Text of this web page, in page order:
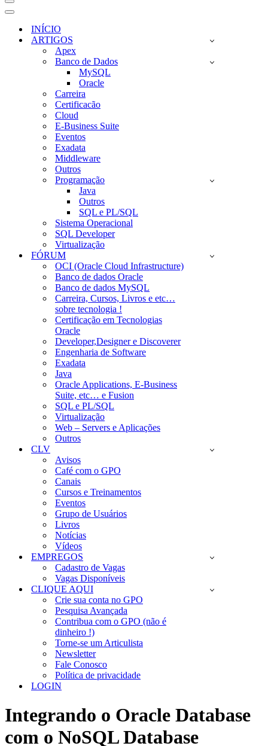
Menu
de
navegação
Menu
navegaçãoINÍCIO
ARTIGOS
Apex
Banco de Dados
MySQL
Oracle
Carreira
Certificacão
Cloud
E-Business Suite
Eventos
Exadata
Middleware
Outros
Programação
Java
Outros
SQL e PL/SQL
Sistema Operacional
SQL Developer
Virtualização
FÓRUM
OCI (Oracle Cloud Infrastructure)
Banco de dados Oracle
Banco de dados MySQL
Carreira, Cursos, Livros e etc…
sobre tecnologia !
Certificação em Tecnologias
Oracle
Developer,Designer e Discoverer
Engenharia de Software
Exadata
Java
Oracle Applications, E-Business
Suite, etc… e Fusion
SQL e PL/SQL
Virtualização
Web – Servers e Aplicações
Outros
CLV
Avisos
Café com o GPO
Canais
Cursos e Treinamentos
Eventos
Grupo de Usuários
Livros
Notícias
Vídeos
EMPREGOS
Cadastro de Vagas
Vagas Disponíveis
CLIQUE AQUI
Crie sua conta no GPO
Pesquisa Avançada
Contribua com o GPO (não é
dinheiro !)
Torne-se um Articulista
Newsletter
Fale Conosco
Política de privacidade
LOGIN
Integrando o Oracle Database
com o NoSQL Database